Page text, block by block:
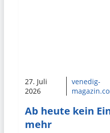
27. Juli
2026
venedig-
Ab heute kein
mehr